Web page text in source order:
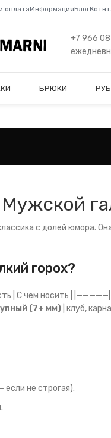
оплатаИнформацияБлог
+7 966
БРЮКИ
Мужской
с долей юмора.
горох?
| С чем носить |
(7+ мм) | клуб,
если не строгая).